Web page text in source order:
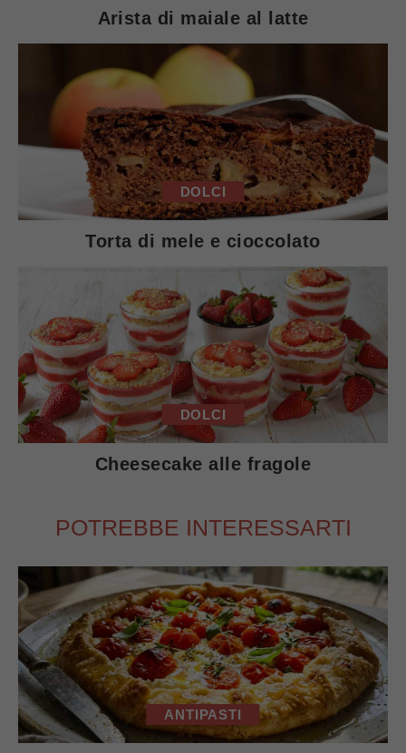
Arista di maiale al latte
DOLCI
Torta di mele e cioccolato
DOLCI
Cheesecake alle fragole
POTREBBE INTERESSARTI
ANTIPASTI